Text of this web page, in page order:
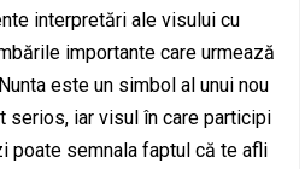
interpretări ale visului cu
importante care urmează
este un simbol al unui nou
serios, iar visul în care participi
poate semnala faptul că te afli